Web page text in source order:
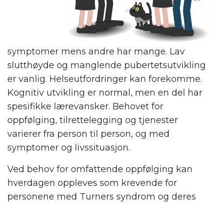
symptomer mens andre har mange. Lav
slutthøyde og manglende pubertetsutvikling
er vanlig. Helseutfordringer kan forekomme.
Kognitiv utvikling er normal, men en del har
spesifikke lærevansker. Behovet for
oppfølging, tilrettelegging og tjenester
varierer fra person til person, og med
symptomer og livssituasjon.
Ved behov for omfattende oppfølging kan
hverdagen oppleves som krevende for
personene med Turners syndrom og deres